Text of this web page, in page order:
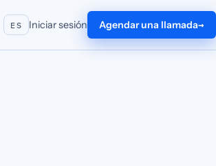
ES Iniciar sesión Agendar una llamada